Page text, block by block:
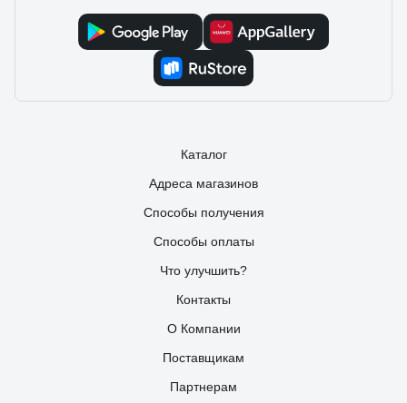
Каталог
Адреса магазинов
Способы получения
Способы оплаты
Что улучшить?
Контакты
О Компании
Поставщикам
Партнерам